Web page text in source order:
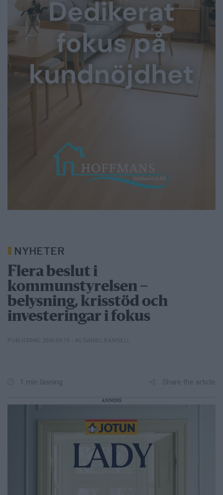
NYHETER
Flera beslut i
kommunstyrelsen –
belysning, krisstöd och
investeringar i fokus
PUBLICERAD 2026-03-19 – AV DANIEL RÄMSELL
1 min läsning Share the article
ANNONS